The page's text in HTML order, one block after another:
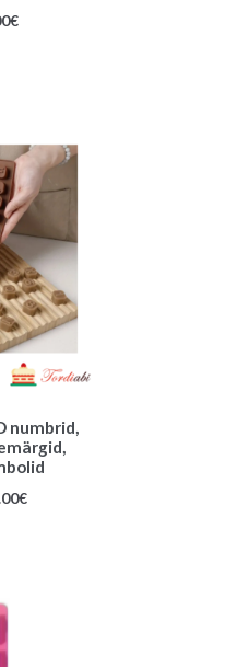
€Praegune
numbrid,
€Praegune